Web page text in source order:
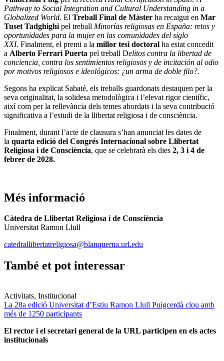
Pathway to Social Integration and Cultural Understanding in a
Globalized World. El Treball Final de Màster ha recaigut en Mar
Tuset Tadghighi pel treball Minorías religiosas en España: retos y
oportunidades para la mujer en las comunidades del siglo
XXI. Finalment, el premi a la millor tesi doctoral ha estat concedit
a Alberto Ferrari Puerta pel treball Delitos contra la libertad de
conciencia, contra los sentimientos religiosos y de incitación al odio
por motivos religiosos e ideológicos: ¿un arma de doble filo?.
Segons ha explicat Sabaté, els treballs guardonats destaquen per la
seva originalitat, la solidesa metodològica i l’elevat rigor científic,
així com per la rellevància dels temes abordats i la seva contribució
significativa a l’estudi de la llibertat religiosa i de consciència.
Finalment, durant l’acte de clausura s’han anunciat les dates de
la quarta edició del Congrés Internacional sobre Llibertat
Religiosa i de Consciència, que se celebrarà els dies 2, 3 i 4 de
febrer de 2028.
Més informació
Càtedra de Llibertat Religiosa i de Consciència
Universitat Ramon Llull
catedrallibertatreligiosa@blanquerna.url.edu
També et pot interessar
Activitats, Institucional
La 28a edició Universitat d’Estiu Ramon Llull Puigcerdà clou amb
més de 1250 participants
El rector i el secretari general de la URL participen en els actes
institucionals